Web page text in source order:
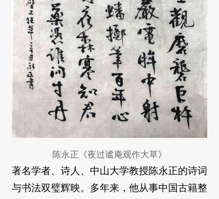
陈永正《夜过谧庵观作大草》
著名学者、诗人、中山大学教授陈永正的诗词
与书法双璧辉映。多年来，他从事中国古籍整